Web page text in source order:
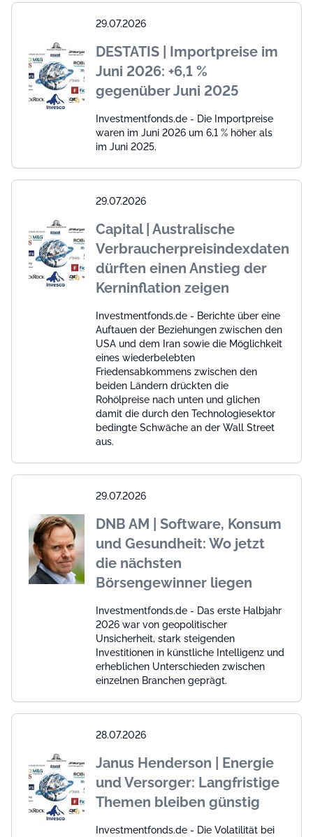
29.07.2026
DESTATIS | Importpreise im
Juni 2026: +6,1 %
gegenüber Juni 2025
Investmentfonds.de - Die Importpreise
waren im Juni 2026 um 6,1 % höher als
im Juni 2025.
29.07.2026
Capital | Australische
Verbraucherpreisindexdaten
dürften einen Anstieg der
Kerninflation zeigen
Investmentfonds.de - Berichte über eine
Auftauen der Beziehungen zwischen den
USA und dem Iran sowie die Möglichkeit
eines wiederbelebten
Friedensabkommens zwischen den
beiden Ländern drückten die
Rohölpreise nach unten und glichen
damit die durch den Technologiesektor
bedingte Schwäche an der Wall Street
aus.
29.07.2026
DNB AM | Software, Konsum
und Gesundheit: Wo jetzt
die nächsten
Börsengewinner liegen
Investmentfonds.de - Das erste Halbjahr
2026 war von geopolitischer
Unsicherheit, stark steigenden
Investitionen in künstliche Intelligenz und
erheblichen Unterschieden zwischen
einzelnen Branchen geprägt.
28.07.2026
Janus Henderson | Energie
und Versorger: Langfristige
Themen bleiben günstig
Investmentfonds.de - Die Volatilität bei